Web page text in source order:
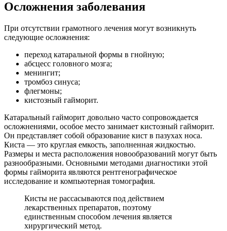
Осложнения заболевания
При отсутствии грамотного лечения могут возникнуть
следующие осложнения:
переход катаральной формы в гнойную;
абсцесс головного мозга;
менингит;
тромбоз синуса;
флегмоны;
кистозный гайморит.
Катаральный гайморит довольно часто сопровождается
осложнениями, особое место занимает кистозный гайморит.
Он представляет собой образование кист в пазухах носа.
Киста — это круглая емкость, заполненная жидкостью.
Размеры и места расположения новообразований могут быть
разнообразными. Основными методами диагностики этой
формы гайморита являются рентгенографическое
исследование и компьютерная томография.
Кисты не рассасываются под действием
лекарственных препаратов, поэтому
единственным способом лечения является
хирургический метод.